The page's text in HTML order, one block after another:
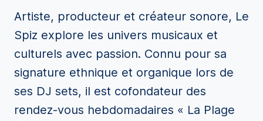
Artiste, producteur et créateur sonore, Le
Spiz explore les univers musicaux et
culturels avec passion. Connu pour sa
signature ethnique et organique lors de
ses DJ sets, il est cofondateur des
rendez-vous hebdomadaires « La Plage